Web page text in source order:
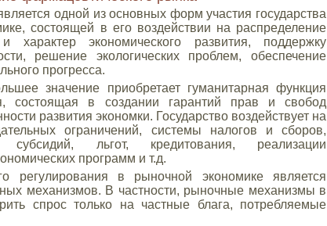
одной из основных форм участия государства
состоящей в его воздействии на распределение
экономического развития, поддержку
решение экологических проблем, обеспечение
прогресса.
значение приобретает гуманитарная функция
состоящая в создании гарантий прав и свобод
развития экономки. Государство воздействует на
ограничений, системы налогов и сборов,
субсидий, льгот, кредитования, реализации
программ и т.д.
регулирования в рыночной экономике является
механизмов. В частности, рыночные механизмы в
спрос только на частные блага, потребляемые